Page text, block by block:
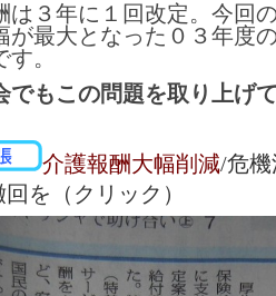
３年に１回改定。今回
が最大となった０３年度
。
でもこの問題を取り上げ
介護報酬大幅削減/危
回を（クリック）